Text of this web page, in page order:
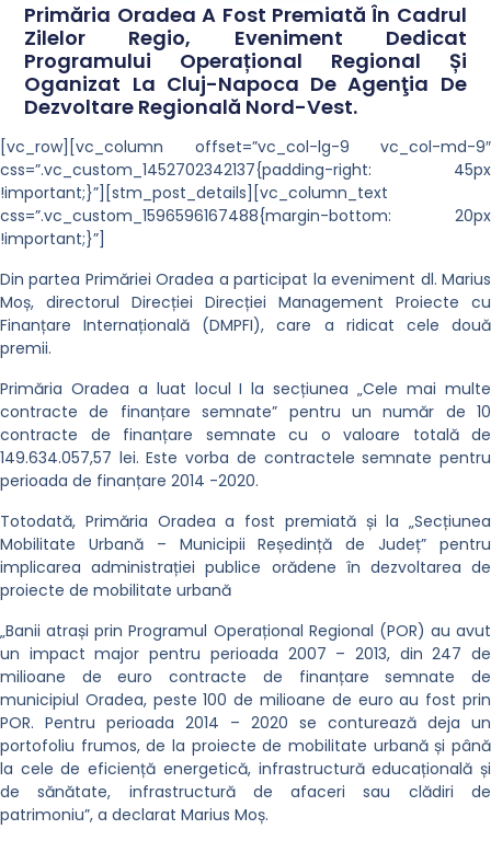
Primăria Oradea A Fost Premiată În Cadrul
Zilelor Regio, Eveniment Dedicat
Programului Operațional Regional Și
Oganizat La Cluj-Napoca De Agenţia De
Dezvoltare Regională Nord-Vest.
[vc_row][vc_column offset=”vc_col-lg-9 vc_col-md-9″
css=”.vc_custom_1452702342137{padding-right: 45px
!important;}”][stm_post_details][vc_column_text
css=”.vc_custom_1596596167488{margin-bottom: 20px
!important;}”]
Din partea Primăriei Oradea a participat la eveniment dl. Marius
Moș, directorul Direcției Direcției Management Proiecte cu
Finanțare Internațională (DMPFI), care a ridicat cele două
premii.
Primăria Oradea a luat locul I la secțiunea „Cele mai multe
contracte de finanțare semnate” pentru un număr de 10
contracte de finanțare semnate cu o valoare totală de
149.634.057,57 lei. Este vorba de contractele semnate pentru
perioada de finanțare 2014 -2020.
Totodată, Primăria Oradea a fost premiată și la „Secțiunea
Mobilitate Urbană – Municipii Reședință de Județ” pentru
implicarea administrației publice orădene în dezvoltarea de
proiecte de mobilitate urbană
„Banii atrași prin Programul Operațional Regional (POR) au avut
un impact major pentru perioada 2007 – 2013, din 247 de
milioane de euro contracte de finanțare semnate de
municipiul Oradea, peste 100 de milioane de euro au fost prin
POR. Pentru perioada 2014 – 2020 se conturează deja un
portofoliu frumos, de la proiecte de mobilitate urbană și până
la cele de eficiență energetică, infrastructură educațională și
de sănătate, infrastructură de afaceri sau clădiri de
patrimoniu”, a declarat Marius Moș.